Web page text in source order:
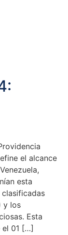
el alcance
esta
y los
Esta
el 01 […]